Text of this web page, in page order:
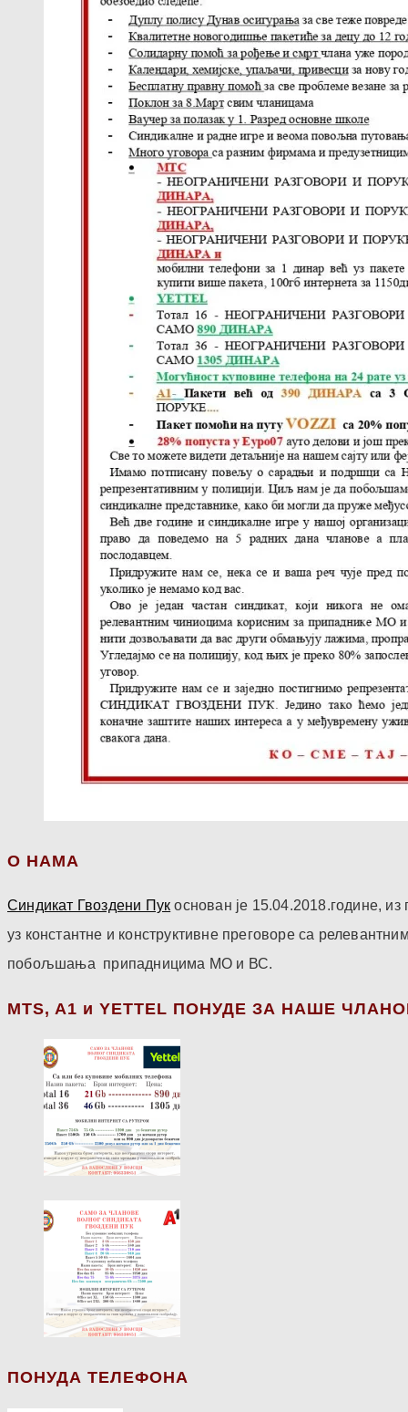
О НАМА
Синдикат Гвоздени Пук основан је 15.04.2018.године,
уз константне и конструктивне преговоре са
побољшања припадницима МО и ВС.
МТS, A1 и YETTEL ПОНУДЕ ЗА НАШЕ
ПОНУДА ТЕЛЕФОНА